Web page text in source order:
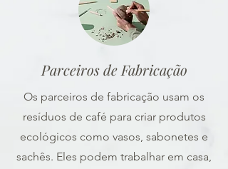
Parceiros de Fabricação
Os parceiros de fabricação usam os
resíduos de café para criar produtos
ecológicos como vasos, sabonetes e
sachês. Eles podem trabalhar em casa,